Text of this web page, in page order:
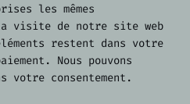
les mêmes
visite de notre site web
restent dans votre
Nous pouvons
votre consentement.